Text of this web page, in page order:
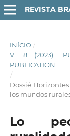
REVISTA
INÍCIO /
V. 8 (2023):
PUBLICATION
/
Dossiê
los mundos
Lo